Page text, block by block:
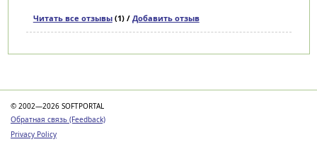
Читать все отзывы(1) / Добавить отзыв
© 2002—2026 SOFTPORTAL
Обратная связь (Feedback)
Privacy Policy